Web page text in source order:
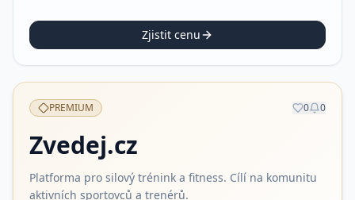
Zjistit cenu
PREMIUM 0 0
Zvedej.cz
Platforma pro silový trénink a fitness. Cílí na komunitu
aktivních sportovců a trenérů.